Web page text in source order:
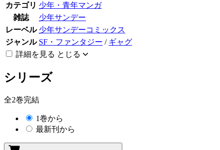
カテゴリ 少年・青年マンガ
雑誌
少年サンデー
レーベル 少年サンデーコミックス
ジャンル SF・ファンタジー / ギャグ
詳細を見る とじる
シリーズ
全2巻完結
1巻から
最新刊から